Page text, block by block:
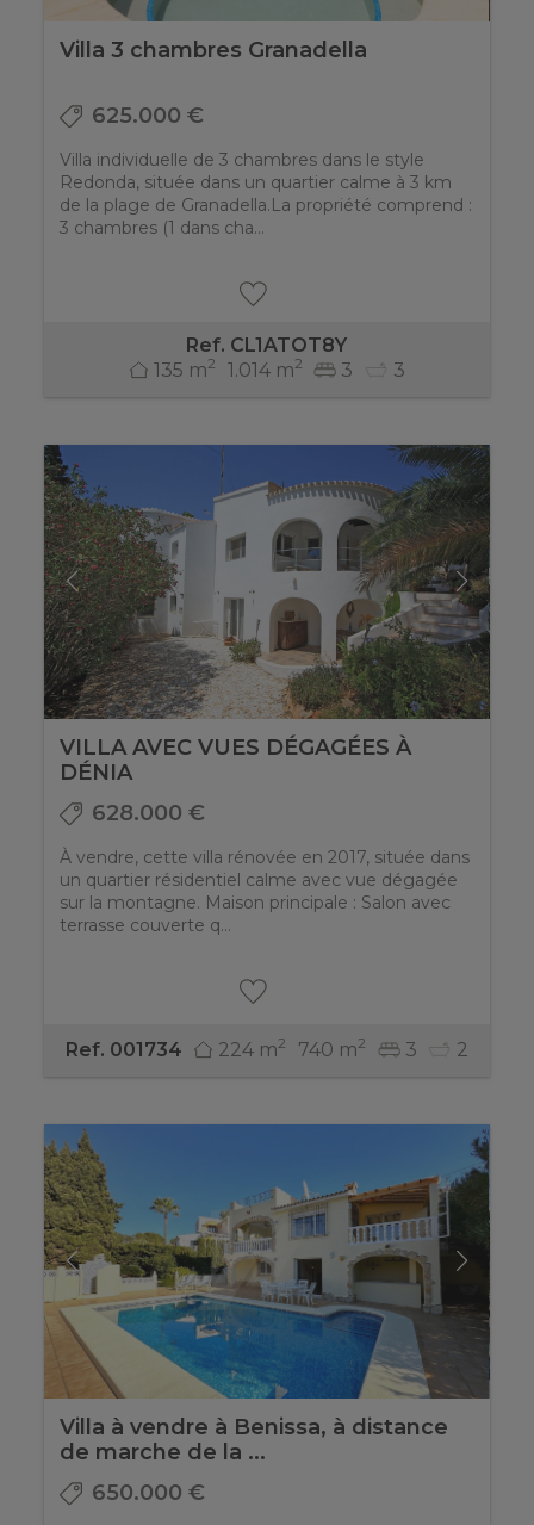
Villa 3 chambres Granadella
625.000 €
Villa individuelle de 3 chambres dans le style
Redonda, située dans un quartier calme à 3 km
de la plage de Granadella.La propriété comprend :
3 chambres (1 dans cha...
Ref. CL1ATOT8Y
135 m2 1.014 m2 3 3
VILLA AVEC VUES DÉGAGÉES À
DÉNIA
628.000 €
À vendre, cette villa rénovée en 2017, située dans
un quartier résidentiel calme avec vue dégagée
sur la montagne. Maison principale : Salon avec
terrasse couverte q...
Ref. 001734 224 m2 740 m2 3 2
Villa à vendre à Benissa, à distance
de marche de la ...
650.000 €